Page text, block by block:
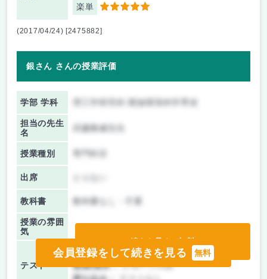
会員登録をして続きを見る 無料
楽単 5
(2017/04/24) [2475882]
銀さん さんの授業評価
学部 学科 理工学研究科 開放環境科学専攻
担当の先生
名
武藤雅威先生
授業種別
出席
教科書 教科書なし・不要
授業の雰囲
気
テスト
前期/中間：レポートのみ
後期/期末：レポートのみ
続きを見る（無料）